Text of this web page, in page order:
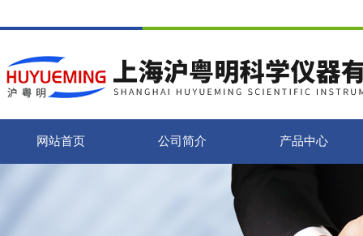
网站首页 公司简介 产品中心